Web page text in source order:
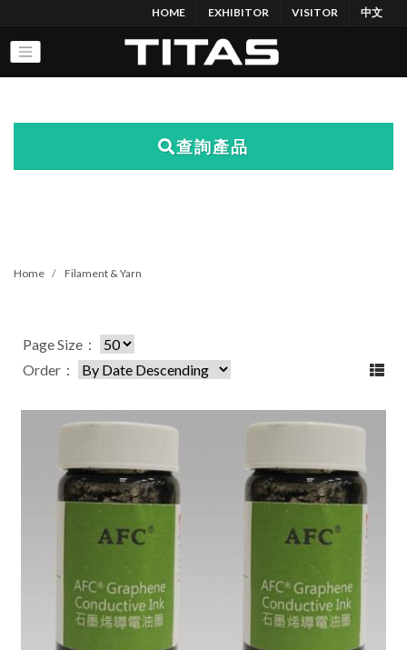
HOME EXHIBITOR VISITOR 中文
查詢產品
Home Filament & Yarn
Page Size：
Order：